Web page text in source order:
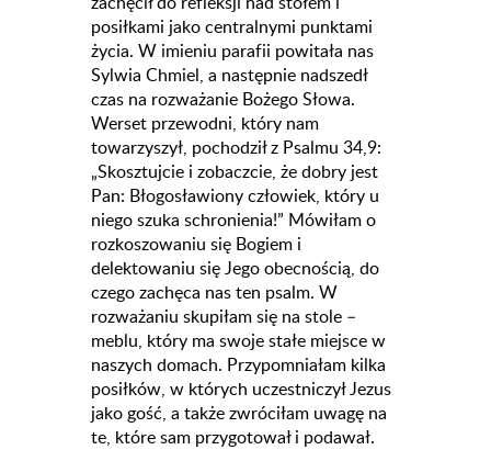
posiłkami jako centralnymi punktami
życia. W imieniu parafii powitała nas
Sylwia Chmiel, a następnie nadszedł
czas na rozważanie Bożego Słowa.
Werset przewodni, który nam
towarzyszył, pochodził z Psalmu 34,9:
„Skosztujcie i zobaczcie, że dobry jest
Pan: Błogosławiony człowiek, który u
niego szuka schronienia!” Mówiłam o
rozkoszowaniu się Bogiem i
delektowaniu się Jego obecnością, do
czego zachęca nas ten psalm. W
rozważaniu skupiłam się na stole –
meblu, który ma swoje stałe miejsce w
naszych domach. Przypomniałam kilka
posiłków, w których uczestniczył Jezus
jako gość, a także zwróciłam uwagę na
te, które sam przygotował i podawał.